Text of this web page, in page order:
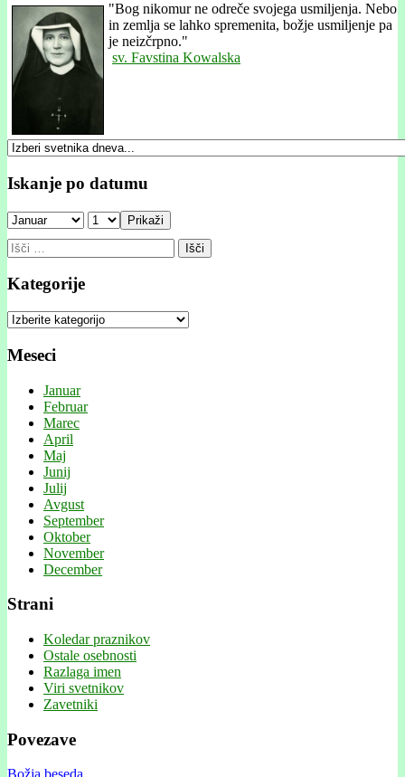
"Bog nikomur ne odreče svojega usmiljenja. Nebo
in zemlja se lahko spremenita, božje usmiljenje pa
je neizčrpno."
sv. Favstina Kowalska
Iskanje po datumu
Prikaži
Išči:
Kategorije
Kategorije
Meseci
Januar
Februar
Marec
April
Maj
Junij
Julij
Avgust
September
Oktober
November
December
Strani
Koledar praznikov
Ostale osebnosti
Razlaga imen
Viri svetnikov
Zavetniki
Povezave